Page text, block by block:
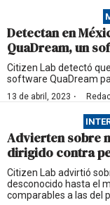
Detectan en
QuaDream, un
Citizen Lab detectó
software QuaDream
13 de abril, 2023 ·
Advierten sobre
dirigido contra
Citizen Lab advirtió
desconocido hasta el
comparables a las del